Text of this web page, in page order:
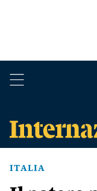
ITALIA